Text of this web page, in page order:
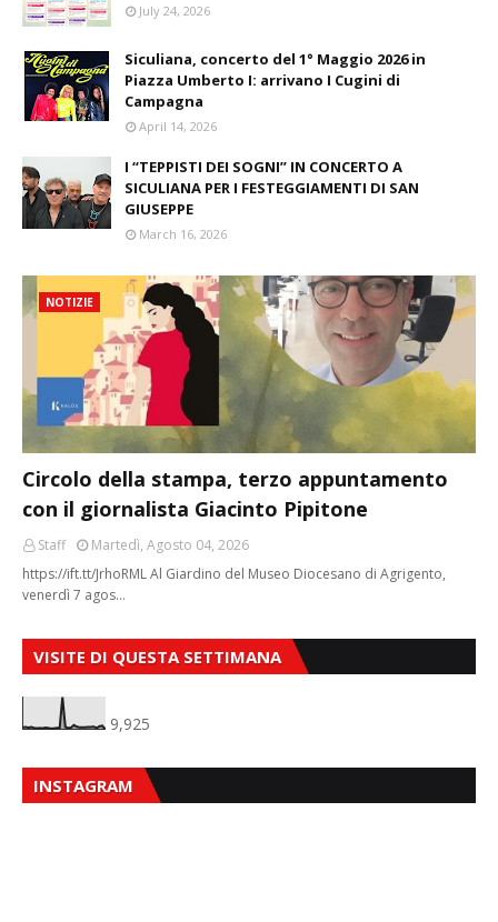
July 24, 2026
Siculiana, concerto del 1° Maggio 2026 in
Piazza Umberto I: arrivano I Cugini di
Campagna
April 14, 2026
I “TEPPISTI DEI SOGNI” IN CONCERTO A
SICULIANA PER I FESTEGGIAMENTI DI SAN
GIUSEPPE
March 16, 2026
NOTIZIE
Circolo della stampa, terzo appuntamento
con il giornalista Giacinto Pipitone
Staff
Martedì, Agosto 04, 2026
https://ift.tt/JrhoRML Al Giardino del Museo Diocesano di Agrigento,
venerdì 7 agos…
VISITE DI QUESTA SETTIMANA
9,925
INSTAGRAM